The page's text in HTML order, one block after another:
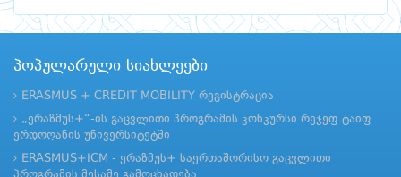
პოპულარული სიახლეები
ERASMUS + CREDIT MOBILITY რეგისტრაცია
„ერაზმუს+“-ის გაცვლითი პროგრამის კონკურსი რეჯეფ ტაიფ
ერდოღანის უნივერსიტეტში
ERASMUS+ICM - ერაზმუს+ საერთაშორისო გაცვლითი
პროგრამის მესამე გამოცხადება